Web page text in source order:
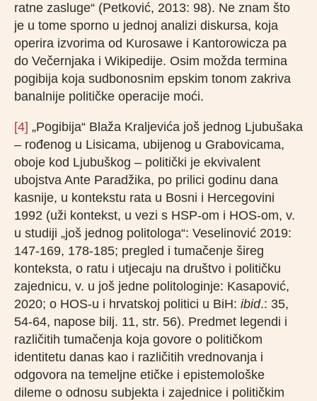
ratne zasluge“ (Petković, 2013: 98). Ne znam što
je u tome sporno u jednoj analizi diskursa, koja
operira izvorima od Kurosawe i Kantorowicza pa
do Večernjaka i Wikipedije. Osim možda termina
pogibija koja sudbonosnim epskim tonom zakriva
banalnije političke operacije moći.
[4] „Pogibija“ Blaža Kraljevića još jednog Ljubušaka
– rođenog u Lisicama, ubijenog u Grabovicama,
oboje kod Ljubuškog – politički je ekvivalent
ubojstva Ante Paradžika, po prilici godinu dana
kasnije, u kontekstu rata u Bosni i Hercegovini
1992 (uži kontekst, u vezi s HSP-om i HOS-om, v.
u studiji „još jednog politologa“: Veselinović 2019:
147-169, 178-185; pregled i tumačenje šireg
konteksta, o ratu i utjecaju na društvo i političku
zajednicu, v. u još jedne politologinje: Kasapović,
2020; o HOS-u i hrvatskoj politici u BiH: ibid.: 35,
54-64, napose bilj. 11, str. 56). Predmet legendi i
različitih tumačenja koja govore o političkom
identitetu danas kao i različitih vrednovanja i
odgovora na temeljne etičke i epistemološke
dileme o odnosu subjekta i zajednice i političkim